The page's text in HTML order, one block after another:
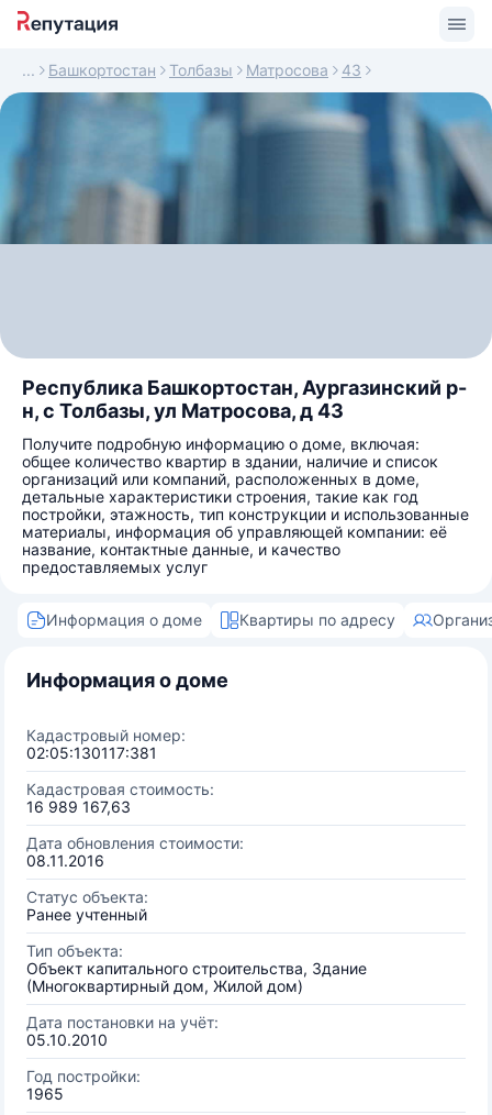
Башкортостан Толбазы Матросова 43
Республика Башкортостан, Аургазинский р-
н, с Толбазы, ул Матросова, д 43
Получите подробную информацию о доме, включая:
общее количество квартир в здании, наличие и список
организаций или компаний, расположенных в доме,
детальные характеристики строения, такие как год
постройки, этажность, тип конструкции и использованные
материалы, информация об управляющей компании: её
название, контактные данные, и качество
предоставляемых услуг
Информация о доме Квартиры по адресу
Информация о доме
Кадастровый номер:
02:05:130117:381
Кадастровая стоимость:
16 989 167,63
Дата обновления стоимости:
08.11.2016
Статус объекта:
Ранее учтенный
Тип объекта:
Объект капитального строительства, Здание
(Многоквартирный дом, Жилой дом)
Дата постановки на учёт:
05.10.2010
Год постройки:
1965